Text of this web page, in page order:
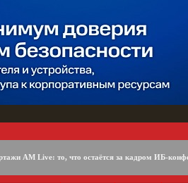
AM Live: то, что остаётся за кадром ИБ-